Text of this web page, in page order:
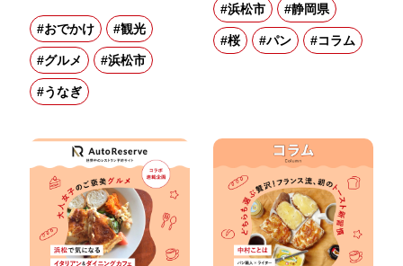
#おでかけ #観光
#グルメ #浜松市
#うなぎ
#浜松市 #静岡県
#桜 #パン #コラム